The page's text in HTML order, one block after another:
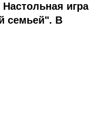
игра
семьей". В